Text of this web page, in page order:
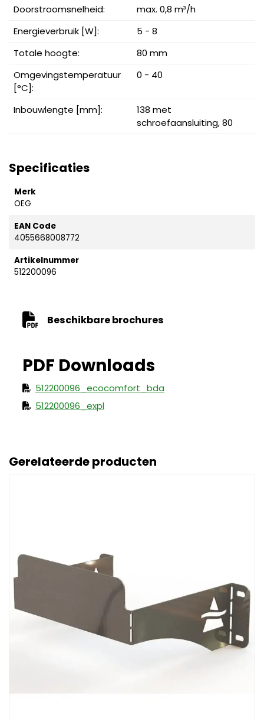
Doorstroomsnelheid:
max. 0,8 m³/h
Energieverbruik [W]:
5 - 8
Totale hoogte:
80 mm
Omgevingstemperatuur
[°C]:
0 - 40
Inbouwlengte [mm]:
138 met
schroefaansluiting, 80
Specificaties
Merk
OEG
EAN Code
4055668008772
Artikelnummer
512200096
Beschikbare brochures
512200096_ecocomfort_bda
512200096_expl
Gerelateerde producten